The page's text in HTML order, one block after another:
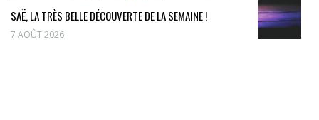
SAË, LA TRÈS BELLE DÉCOUVERTE DE LA SEMAINE !
7 AOÛT 2026